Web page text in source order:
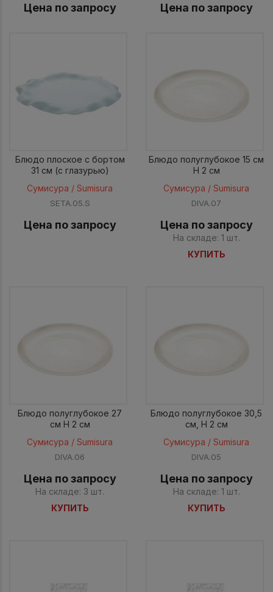
Цена по запросу Цена по запросу
Блюдо плоское с бортом
31 см (с глазурью)
Сумисура / Sumisura
SETA.05.S
Цена по запросу
Блюдо полуглубокое 15 см
H 2 см
Сумисура / Sumisura
DIVA.07
Цена по запросу
На складе: 1 шт.
КУПИТЬ
Блюдо полуглубокое 27
см H 2 см
Сумисура / Sumisura
DIVA.06
Цена по запросу
На складе: 3 шт.
КУПИТЬ
Блюдо полуглубокое 30,5
см, H 2 см
Сумисура / Sumisura
DIVA.05
Цена по запросу
На складе: 1 шт.
КУПИТЬ